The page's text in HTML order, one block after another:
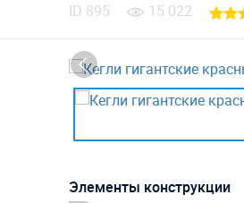
ID 895 15 022
Элементы конструкции